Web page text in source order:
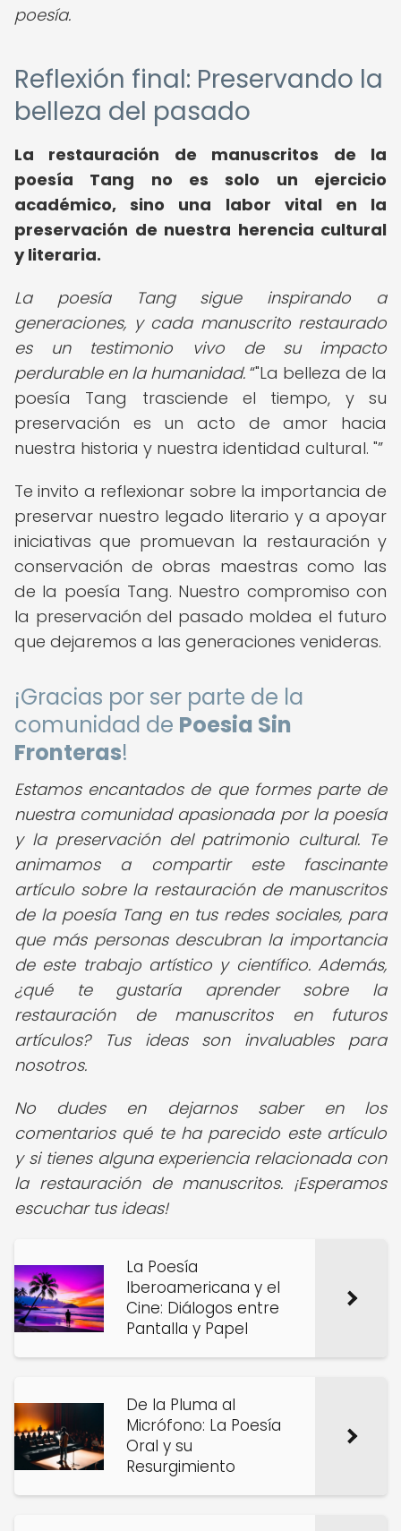
poesía.
Reflexión final: Preservando la
belleza del pasado
La restauración de manuscritos de la
poesía Tang no es solo un ejercicio
académico, sino una labor vital en la
preservación de nuestra herencia cultural
y literaria.
La poesía Tang sigue inspirando a
generaciones, y cada manuscrito restaurado
es un testimonio vivo de su impacto
perdurable en la humanidad. "La belleza de la
poesía Tang trasciende el tiempo, y su
preservación es un acto de amor hacia
nuestra historia y nuestra identidad cultural. "
Te invito a reflexionar sobre la importancia de
preservar nuestro legado literario y a apoyar
iniciativas que promuevan la restauración y
conservación de obras maestras como las
de la poesía Tang. Nuestro compromiso con
la preservación del pasado moldea el futuro
que dejaremos a las generaciones venideras.
¡Gracias por ser parte de la
comunidad de Poesia Sin
Fronteras!
Estamos encantados de que formes parte de
nuestra comunidad apasionada por la poesía
y la preservación del patrimonio cultural. Te
animamos a compartir este fascinante
artículo sobre la restauración de manuscritos
de la poesía Tang en tus redes sociales, para
que más personas descubran la importancia
de este trabajo artístico y científico. Además,
¿qué te gustaría aprender sobre la
restauración de manuscritos en futuros
artículos? Tus ideas son invaluables para
nosotros.
No dudes en dejarnos saber en los
comentarios qué te ha parecido este artículo
y si tienes alguna experiencia relacionada con
la restauración de manuscritos. ¡Esperamos
escuchar tus ideas!
La Poesía
Iberoamericana y el
Cine: Diálogos entre
Pantalla y Papel
De la Pluma al
Micrófono: La Poesía
Oral y su
Resurgimiento